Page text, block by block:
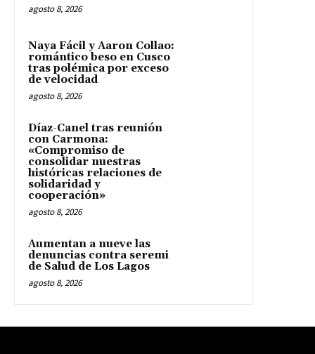
agosto 8, 2026
Naya Fácil y Aaron Collao:
romántico beso en Cusco
tras polémica por exceso
de velocidad
agosto 8, 2026
Díaz-Canel tras reunión
con Carmona:
«Compromiso de
consolidar nuestras
históricas relaciones de
solidaridad y
cooperación»
agosto 8, 2026
Aumentan a nueve las
denuncias contra seremi
de Salud de Los Lagos
agosto 8, 2026